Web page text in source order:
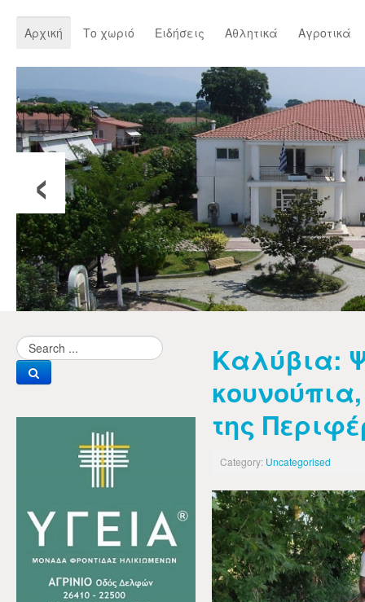
Αρχική Το χωριό Ειδήσεις Αθλητικά Αγροτικά
‹
Καλύβια:
της
Category: Uncategorised